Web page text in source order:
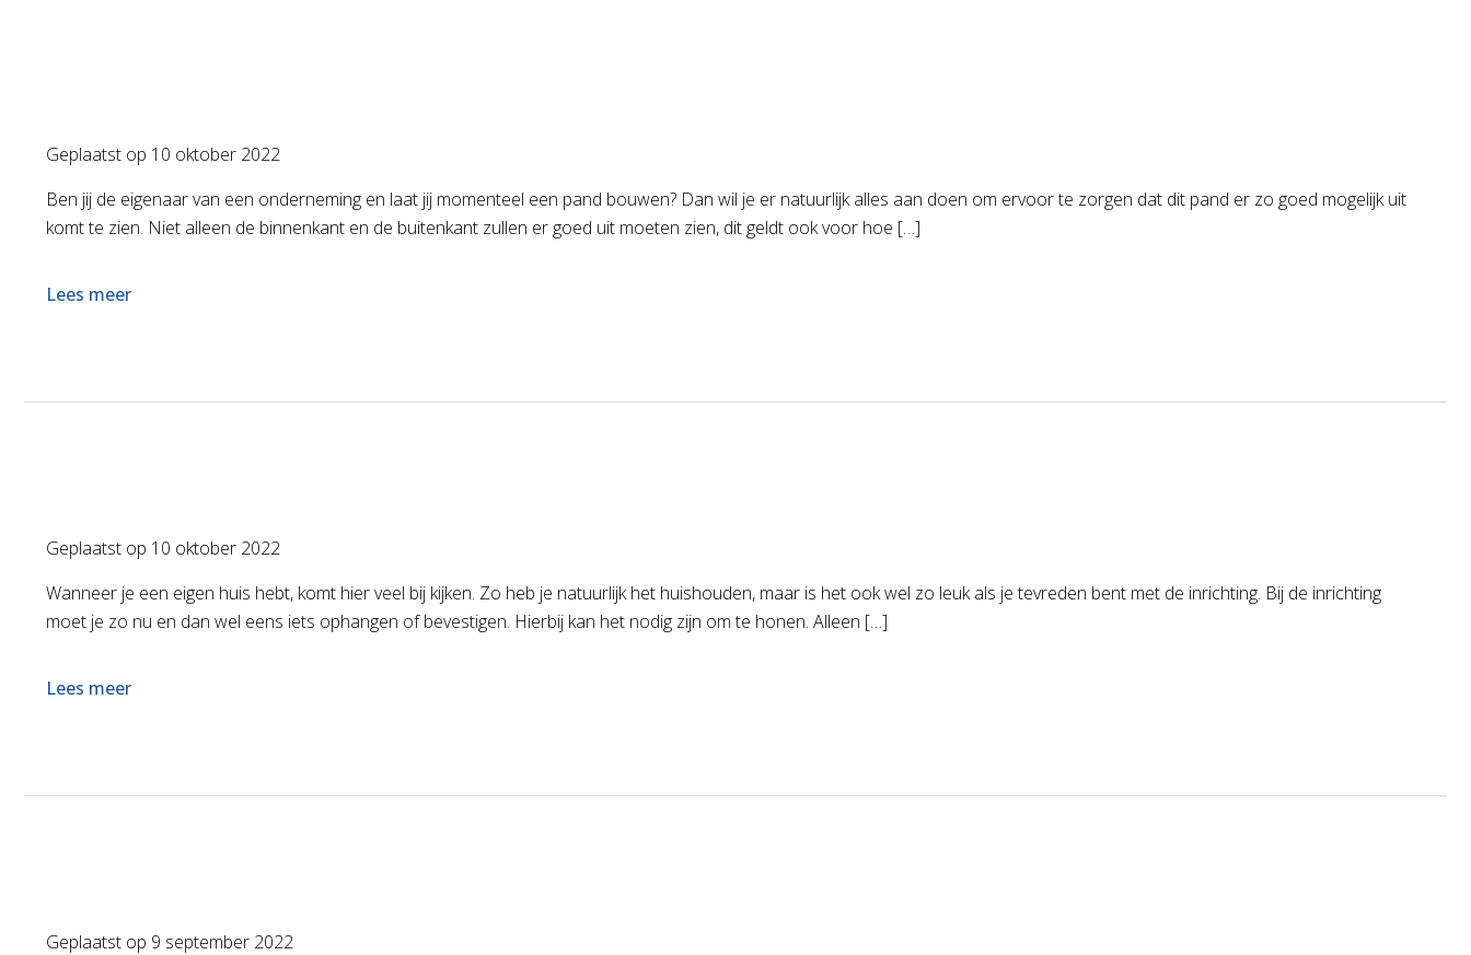
Geplaatst op 10 oktober 2022
Ben jij de eigenaar van een onderneming en laat jij momenteel een pand bouwen? Dan wil je er natuurlijk alles aan doen om ervoor te zorgen dat dit pand er zo goed mogelijk uit
komt te zien. Niet alleen de binnenkant en de buitenkant zullen er goed uit moeten zien, dit geldt ook voor hoe […]
Lees meer
Geplaatst op 10 oktober 2022
Wanneer je een eigen huis hebt, komt hier veel bij kijken. Zo heb je natuurlijk het huishouden, maar is het ook wel zo leuk als je tevreden bent met de inrichting. Bij de inrichting
moet je zo nu en dan wel eens iets ophangen of bevestigen. Hierbij kan het nodig zijn om te honen. Alleen […]
Lees meer
Geplaatst op 9 september 2022